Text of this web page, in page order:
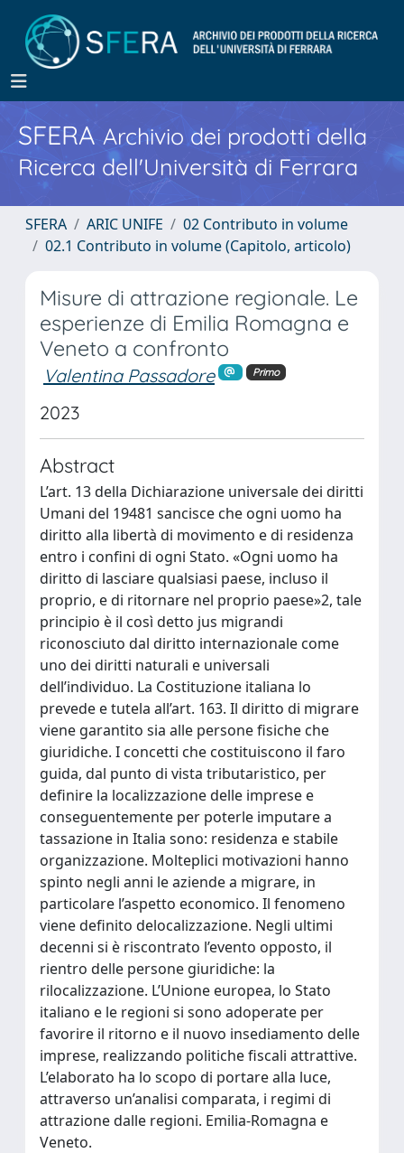
SFERA Archivio dei prodotti della
Ricerca dell'Università di Ferrara
SFERA ARIC UNIFE
02 Contributo in volume
02.1 Contributo in volume (Capitolo, articolo)
Misure di attrazione regionale. Le
esperienze di Emilia Romagna e
Veneto a confronto
Valentina Passadore Primo
2023
Abstract
L’art. 13 della Dichiarazione universale dei diritti
Umani del 19481 sancisce che ogni uomo ha
diritto alla libertà di movimento e di residenza
entro i confini di ogni Stato. «Ogni uomo ha
diritto di lasciare qualsiasi paese, incluso il
proprio, e di ritornare nel proprio paese»2, tale
principio è il così detto jus migrandi
riconosciuto dal diritto internazionale come
uno dei diritti naturali e universali
dell’individuo. La Costituzione italiana lo
prevede e tutela all’art. 163. Il diritto di migrare
viene garantito sia alle persone fisiche che
giuridiche. I concetti che costituiscono il faro
guida, dal punto di vista tributaristico, per
definire la localizzazione delle imprese e
conseguentemente per poterle imputare a
tassazione in Italia sono: residenza e stabile
organizzazione. Molteplici motivazioni hanno
spinto negli anni le aziende a migrare, in
particolare l’aspetto economico. Il fenomeno
viene definito delocalizzazione. Negli ultimi
decenni si è riscontrato l’evento opposto, il
rientro delle persone giuridiche: la
rilocalizzazione. L’Unione europea, lo Stato
italiano e le regioni si sono adoperate per
favorire il ritorno e il nuovo insediamento delle
imprese, realizzando politiche fiscali attrattive.
L’elaborato ha lo scopo di portare alla luce,
attraverso un’analisi comparata, i regimi di
attrazione dalle regioni. Emilia-Romagna e
Veneto.